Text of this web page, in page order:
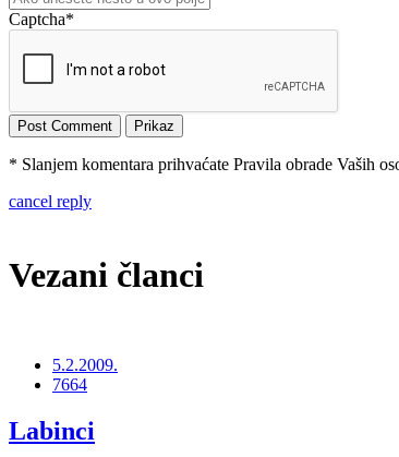
Captcha*
* Slanjem komentara prihvaćate Pravila obrade Vaših
cancel reply
Vezani članci
5.2.2009.
7664
Labinci